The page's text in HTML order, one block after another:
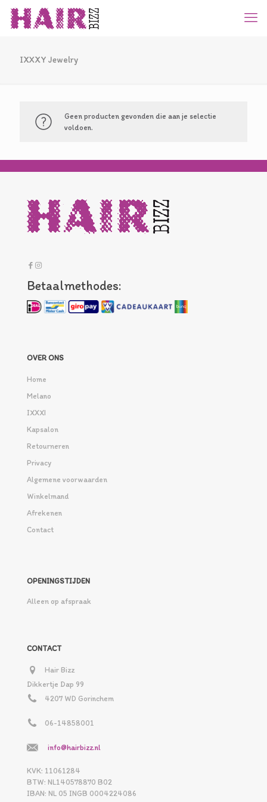
IXXXY Jewelry
Geen producten gevonden die aan je selectie
voldoen.
Betaalmethodes:
OVER ONS
Home
Melano
IXXXI
Kapsalon
Retourneren
Privacy
Algemene voorwaarden
Winkelmand
Afrekenen
Contact
OPENINGSTIJDEN
Alleen op afspraak
CONTACT
Hair Bizz
Dikkertje Dap 99
4207 WD Gorinchem
06-14858001
info@hairbizz.nl
KVK: 11061284
BTW: NL140578870 B02
IBAN: NL 05 INGB 0004224086